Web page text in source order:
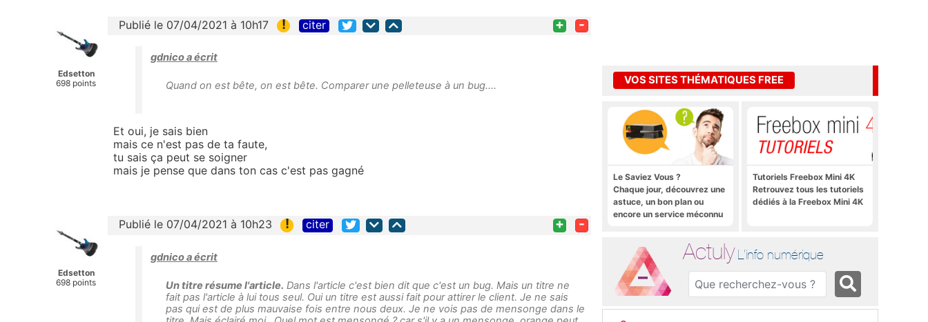
Edsetton
698 points
Publié le 07/04/2021 à 10h17 ! citer + -
gdnico a écrit
Quand on est bête, on est bête. Comparer une pelleteuse à un bug....
Et oui, je sais bien
mais ce n'est pas de ta faute,
tu sais ça peut se soigner
mais je pense que dans ton cas c'est pas gagné
Edsetton
698 points
Publié le 07/04/2021 à 10h23 ! citer + -
gdnico a écrit
Un titre résume l'article. Dans l'article c'est bien dit que c'est un bug. Mais un titre ne
fait pas l'article à lui tous seul. Oui un titre est aussi fait pour attirer le client. Je ne sais
pas qui est de plus mauvaise fois entre nous deux. Je ne vois pas de mensonge dans le
VOS SITES THÉMATIQUES FREE
Le Saviez Vous ?
Chaque jour, découvrez une
astuce, un bon plan ou
encore un service méconnu
Tutoriels Freebox Mini 4K
Retrouvez tous les tutoriels
dédiés à la Freebox Mini 4K
Actuly L'info numérique